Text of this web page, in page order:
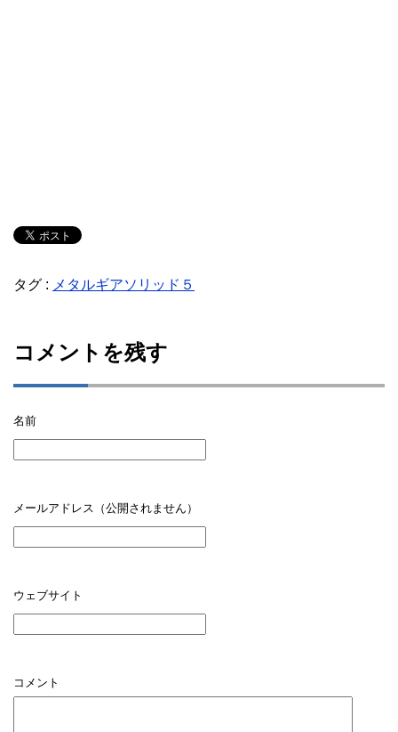
タグ : メタルギアソリッド５
コメントを残す
名前
メールアドレス（公開されません）
ウェブサイト
コメント